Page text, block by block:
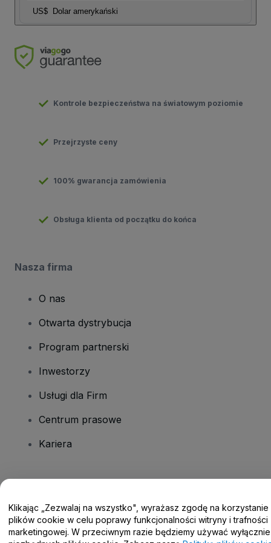
US$ Dolar amerykański
Kontrole bezpieczeństwa na światowym poziomie
Przejrzyste ceny
100% gwarancja zamówienia
Obsługa klienta od początku do końca
Nasza firma
O nas
Otwarta dystrybucja
Program partnerski
Inwestorzy
Usługi dla Firm
Centrum prasowe
Kariera
Centrum pomocy / Skontaktuj się z nami
Klikając „Zezwalaj na wszystko", wyrażasz zgodę na korzystanie
plików cookie w celu poprawy funkcjonalności witryny i trafności
marketingowej. W przeciwnym razie będziemy używać wyłącznie